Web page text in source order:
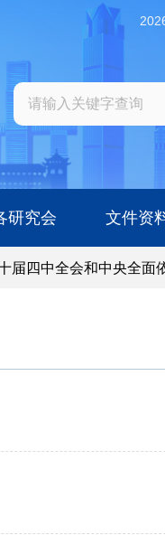
研究会 文件资
四中全会和中央全面依